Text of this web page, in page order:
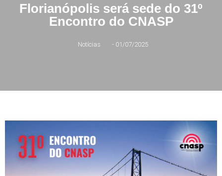
Florianópolis será sede do 31º
Encontro do CNASP
Notícias - 01/07/2025